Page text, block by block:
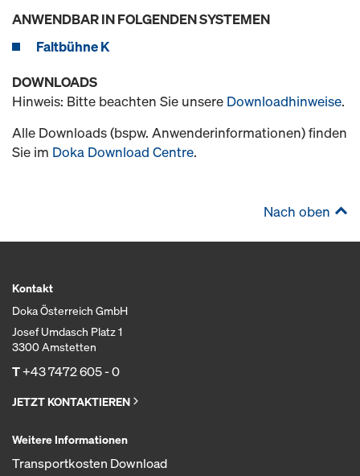
ANWENDBAR IN FOLGENDEN SYSTEMEN
Faltbühne K
DOWNLOADS
Hinweis: Bitte beachten Sie unsere Downloadhinweise.
Alle Downloads (bspw. Anwenderinformationen) finden
Sie im Doka Download Centre.
Nach oben
Kontakt
Doka Österreich GmbH
Josef Umdasch Platz 1
3300 Amstetten
T+43 7472 605 - 0
JETZT KONTAKTIEREN
Weitere Informationen
Transportkosten Download